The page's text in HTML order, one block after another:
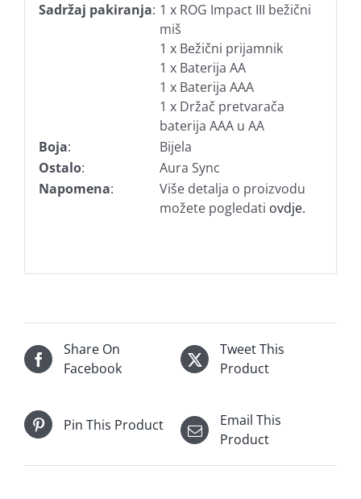
Sadržaj pakiranja: 1 x ROG Impact III bežični
miš
1 x Bežični prijamnik
1 x Baterija AA
1 x Baterija AAA
1 x Držač pretvarača
baterija AAA u AA
Boja:
Bijela
Ostalo:
Aura Sync
Napomena:
Više detalja o proizvodu
možete pogledati ovdje.
Share On
Facebook
Tweet This
Product
Pin This Product
Email This
Product